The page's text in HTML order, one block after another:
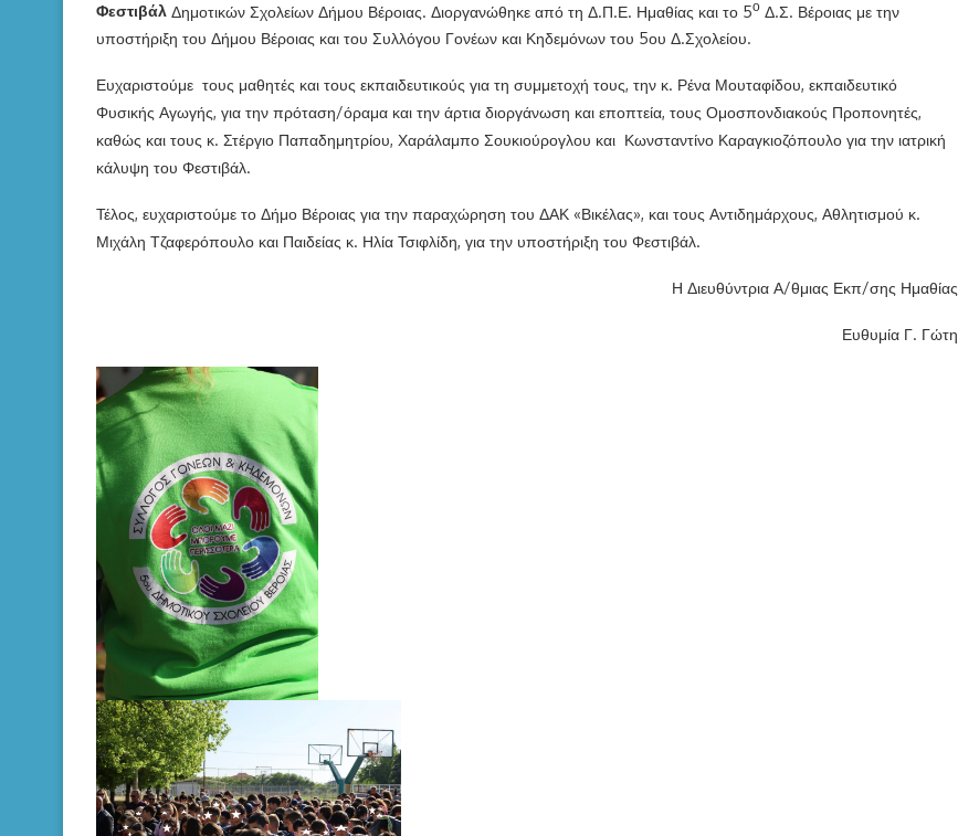
Φεστιβάλ Δημοτικών Σχολείων Δήμου Βέροιας. Διοργανώθηκε από τη Δ.Π.Ε. Ημαθίας και το 5ο Δ.Σ. Βέροιας με την
υποστήριξη του Δήμου Βέροιας και του Συλλόγου Γονέων και Κηδεμόνων του 5ου Δ.Σχολείου.
Ευχαριστούμε τους μαθητές και τους εκπαιδευτικούς για τη συμμετοχή τους, την κ. Ρένα Μουταφίδου, εκπαιδευτικό
Φυσικής Αγωγής, για την πρόταση/όραμα και την άρτια διοργάνωση και εποπτεία, τους Ομοσπονδιακούς Προπονητές,
καθώς και τους κ. Στέργιο Παπαδημητρίου, Χαράλαμπο Σουκιούρογλου και Κωνσταντίνο Καραγκιοζόπουλο για την ιατρική
κάλυψη του Φεστιβάλ.
Τέλος, ευχαριστούμε το Δήμο Βέροιας για την παραχώρηση του ΔΑΚ «Βικέλας», και τους Αντιδημάρχους, Αθλητισμού κ.
Μιχάλη Τζαφερόπουλο και Παιδείας κ. Ηλία Τσιφλίδη, για την υποστήριξη του Φεστιβάλ.
Η Διευθύντρια Α/θμιας Εκπ/σης Ημαθίας
Ευθυμία Γ. Γώτη